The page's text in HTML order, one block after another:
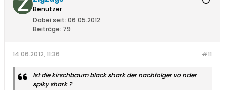
Benutzer
Dabei seit: 06.05.2012
Beiträge: 79
#11
14.06.2012, 11:36
Ist die kirschbaum black shark der nachfolger vo nder
spiky shark ?